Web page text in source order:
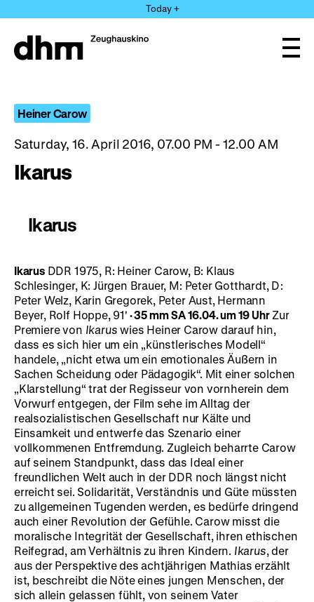
directly
the
Today +
Heiner Carow
Saturday, 16. April 2016, 07.00 PM - 12.00 AM
Ikarus
Ikarus
IkarusDDR 1975, R: Heiner Carow, B: Klaus
Schlesinger, K: Jürgen Brauer, M: Peter Gotthardt, D:
Peter Welz, Karin Gregorek, Peter Aust, Hermann
Beyer, Rolf Hoppe, 91' ·35 mm SA 16.04. um 19 UhrZur
Premiere von Ikarus wies Heiner Carow darauf hin,
dass es sich hier um ein „künstlerisches Modell“
handele, „nicht etwa um ein emotionales Äußern in
Sachen Scheidung oder Pädagogik“. Mit einer solchen
„Klarstellung“ trat der Regisseur von vornherein dem
Vorwurf entgegen, der Film sehe im Alltag der
realsozialistischen Gesellschaft nur Kälte und
Einsamkeit und entwerfe das Szenario einer
vollkommenen Entfremdung. Zugleich beharrte Carow
auf seinem Standpunkt, dass das Ideal einer
freundlichen Welt auch in der DDR noch längst nicht
erreicht sei. Solidarität, Verständnis und Güte müssten
zu allgemeinen Tugenden werden, es bedürfe dringend
auch einer Revolution der Gefühle. Carow misst die
moralische Integrität der Gesellschaft, ihren ethischen
Reifegrad, am Verhältnis zu ihren Kindern. Ikarus, der
aus der Perspektive des achtjährigen Mathias erzählt
ist, beschreibt die Nöte eines jungen Menschen, der
sich allein gelassen fühlt, von seinem Vater